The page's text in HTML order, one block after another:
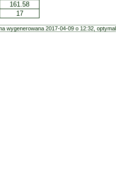
161.58
17
wygenerowana 2017-04-09 o 12:32,